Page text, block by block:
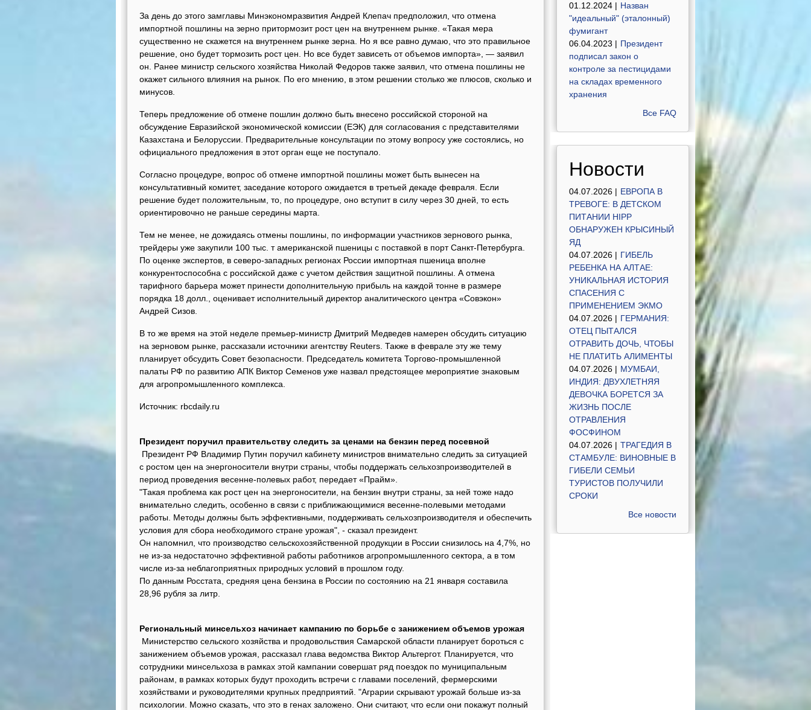
За день до этого замглавы Минэкономразвития Андрей Клепач предположил, что отмена
импортной пошлины на зерно притормозит рост цен на внутреннем рынке. «Такая мера
существенно не скажется на внутреннем рынке зерна. Но я все равно думаю, что это правильное
решение, оно будет тормозить рост цен. Но все будет зависеть от объемов импорта», — заявил
он. Ранее министр сельского хозяйства Николай Федоров также заявил, что отмена пошлины не
окажет сильного влияния на рынок. По его мнению, в этом решении столько же плюсов, сколько и
минусов.
Теперь предложение об отмене пошлин должно быть внесено российской стороной на
обсуждение Евразийской экономической комиссии (ЕЭК) для согласования с представителями
Казахстана и Белоруссии. Предварительные консультации по этому вопросу уже состоялись, но
официального предложения в этот орган еще не поступало.
Согласно процедуре, вопрос об отмене импортной пошлины может быть вынесен на
консультативный комитет, заседание которого ожидается в третьей декаде февраля. Если
решение будет положительным, то, по процедуре, оно вступит в силу через 30 дней, то есть
ориентировочно не раньше середины марта.
Тем не менее, не дожидаясь отмены пошлины, по информации участников зернового рынка,
трейдеры уже закупили 100 тыс. т американской пшеницы с поставкой в порт Санкт-Петербурга.
По оценке экспертов, в северо-западных регионах России импортная пшеница вполне
конкурентоспособна с российской даже с учетом действия защитной пошлины. А отмена
тарифного барьера может принести дополнительную прибыль на каждой тонне в размере
порядка 18 долл., оценивает исполнительный директор аналитического центра «Совэкон»
Андрей Сизов.
В то же время на этой неделе премьер-министр Дмитрий Медведев намерен обсудить ситуацию
на зерновом рынке, рассказали источники агентству Reuters. Также в феврале эту же тему
планирует обсудить Совет безопасности. Председатель комитета Торгово-промышленной
палаты РФ по развитию АПК Виктор Семенов уже назвал предстоящее мероприятие знаковым
для агропромышленного комплекса.
Источник: rbcdaily.ru
Президент поручил правительству следить за ценами на бензин перед посевной
Президент РФ Владимир Путин поручил кабинету министров внимательно следить за ситуацией
с ростом цен на энергоносители внутри страны, чтобы поддержать сельхозпроизводителей в
период проведения весенне-полевых работ, передает «Прайм».
"Такая проблема как рост цен на энергоносители, на бензин внутри страны, за ней тоже надо
внимательно следить, особенно в связи с приближающимися весенне-полевыми методами
работы. Методы должны быть эффективными, поддерживать сельхозпроизводителя и обеспечить
условия для сбора необходимого стране урожая", - сказал президент.
Он напомнил, что производство сельскохозяйственной продукции в России снизилось на 4,7%, но
не из-за недостаточно эффективной работы работников агропромышленного сектора, а в том
числе из-за неблагоприятных природных условий в прошлом году.
По данным Росстата, средняя цена бензина в России по состоянию на 21 января составила
28,96 рубля за литр.
Региональный минсельхоз начинает кампанию по борьбе с занижением объемов урожая
Министерство сельского хозяйства и продовольствия Самарской области планирует бороться с
занижением объемов урожая, рассказал глава ведомства Виктор Альтергот. Планируется, что
сотрудники минсельхоза в рамках этой кампании совершат ряд поездок по муниципальным
районам, в рамках которых будут проходить встречи с главами поселений, фермерскими
хозяйствами и руководителями крупных предприятий. "Аграрии скрывают урожай больше из-за
психологии. Можно сказать, что это в генах заложено. Они считают, что если они покажут полный
01.12.2024 | Назван
"идеальный" (эталонный)
фумигант
06.04.2023 | Президент
подписал закон о
контроле за пестицидами
на складах временного
хранения
Все FAQ
Новости
04.07.2026 | ЕВРОПА В
ТРЕВОГЕ: В ДЕТСКОМ
ПИТАНИИ HIPP
ОБНАРУЖЕН КРЫСИНЫЙ
ЯД
04.07.2026 | ГИБЕЛЬ
РЕБЕНКА НА АЛТАЕ:
УНИКАЛЬНАЯ ИСТОРИЯ
СПАСЕНИЯ С
ПРИМЕНЕНИЕМ ЭКМО
04.07.2026 | ГЕРМАНИЯ:
ОТЕЦ ПЫТАЛСЯ
ОТРАВИТЬ ДОЧЬ, ЧТОБЫ
НЕ ПЛАТИТЬ АЛИМЕНТЫ
04.07.2026 | МУМБАИ,
ИНДИЯ: ДВУХЛЕТНЯЯ
ДЕВОЧКА БОРЕТСЯ ЗА
ЖИЗНЬ ПОСЛЕ
ОТРАВЛЕНИЯ
ФОСФИНОМ
04.07.2026 | ТРАГЕДИЯ В
СТАМБУЛЕ: ВИНОВНЫЕ В
ГИБЕЛИ СЕМЬИ
ТУРИСТОВ ПОЛУЧИЛИ
СРОКИ
Все новости